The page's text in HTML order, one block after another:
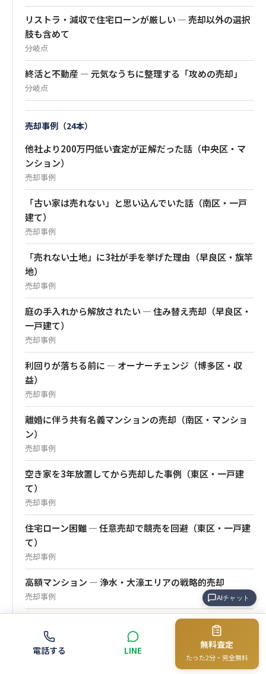
リストラ・減収で住宅ローンが厳しい — 売却以外の選択
肢も含めて
分岐点
終活と不動産 — 元気なうちに整理する「攻めの売却」
分岐点
売却事例（24本）
他社より200万円低い査定が正解だった話（中央区・マ
ンション）
売却事例
「古い家は売れない」と思い込んでいた話（南区・一戸
建て）
売却事例
「売れない土地」に3社が手を挙げた理由（早良区・旗竿
地）
売却事例
庭の手入れから解放されたい — 住み替え売却（早良区・
一戸建て）
売却事例
利回りが落ちる前に — オーナーチェンジ（博多区・収
益）
売却事例
離婚に伴う共有名義マンションの売却（南区・マンショ
ン）
売却事例
空き家を3年放置してから売却した事例（東区・一戸建
て）
売却事例
住宅ローン困難 — 任意売却で競売を回避（東区・一戸建
て）
売却事例
高額マンション — 浄水・大濠エリアの戦略的売却
売却事例
兄弟3人の共有不動産を円満に売却（南区・一戸建て）
売却事例
相続した実家（築40年一戸建て）を遠方から売却した事
電話する LINE 無料査定
たった2分・完全無料
AIチャット